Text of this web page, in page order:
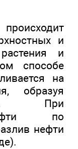
и
и
способе
на
образуя
При
по
нефти